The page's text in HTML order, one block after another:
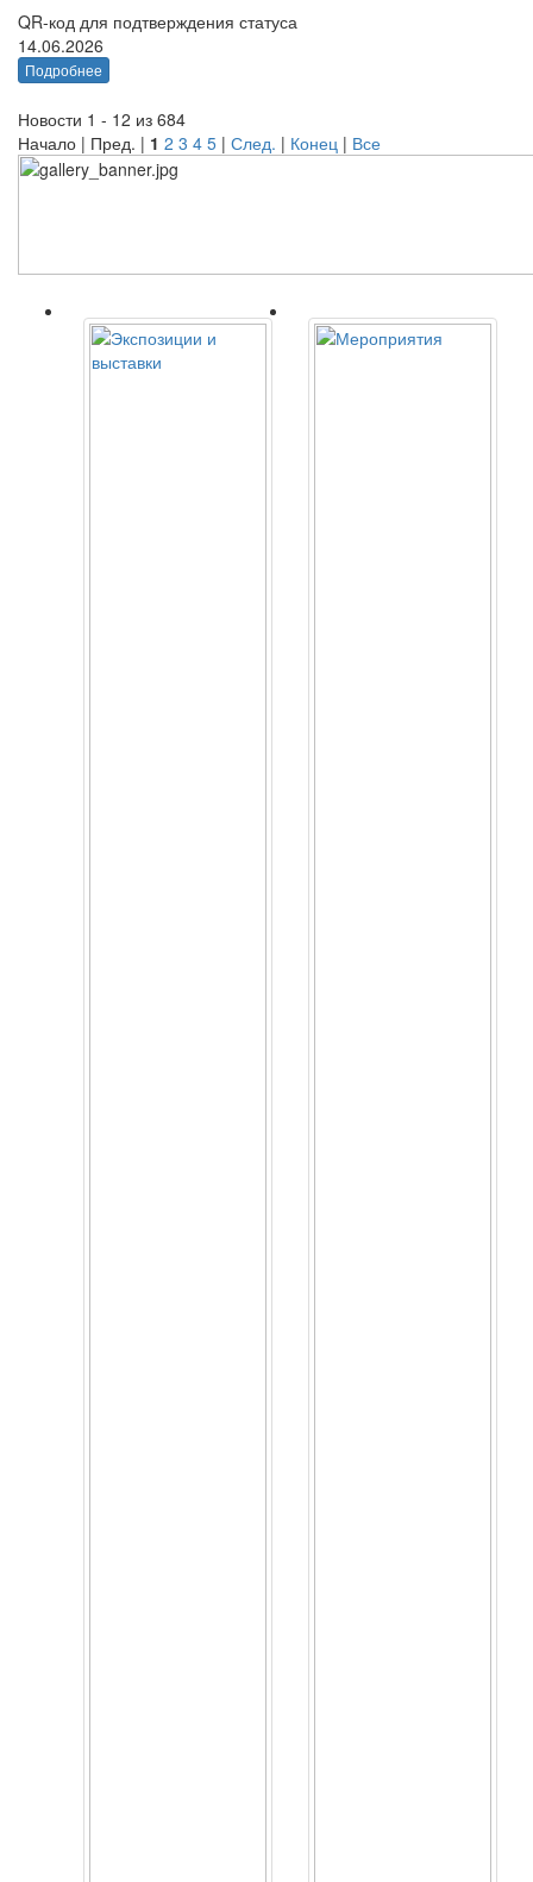
QR-код для подтверждения статуса
14.06.2026
Подробнее
Новости 1 - 12 из 684
Начало | Пред. | 1 2 3 4 5 | След. | Конец | Все